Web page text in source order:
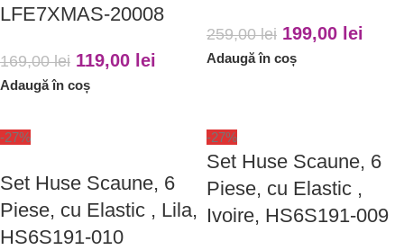
LFE7XMAS-20008
169,00lei 119,00 lei
Adaugă în coș
259,00lei 199,00 lei
Adaugă în coș
-27%
Set Huse Scaune, 6
Piese, cu Elastic , Lila,
HS6S191-010
-27%
Set Huse Scaune, 6
Piese, cu Elastic ,
Ivoire, HS6S191-009